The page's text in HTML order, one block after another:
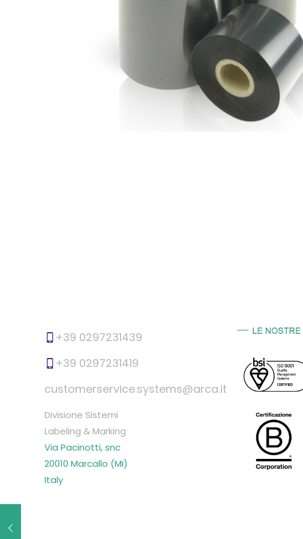
+39 0297231439
+39 0297231419
customerservice.systems@arca.it
Divisione Sistemi
Labeling & Marking
Via Pacinotti, snc
20010 Marcallo (MI)
Italy